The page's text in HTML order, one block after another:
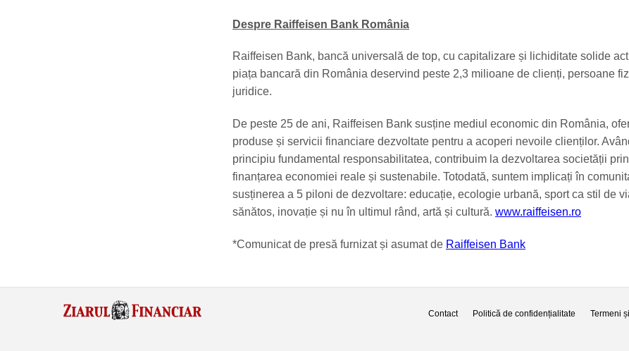
Despre Raiffeisen Bank România
Raiffeisen Bank, bancă universală de top, cu capitalizare și lichiditate solide
piața bancară din România deservind peste 2,3 milioane de clienți, persoane
juridice.
De peste 25 de ani, Raiffeisen Bank susține mediul economic din România,
produse și servicii financiare dezvoltate pentru a acoperi nevoile clienților.
principiu fundamental responsabilitatea, contribuim la dezvoltarea societății prin
finanțarea economiei reale și sustenabile. Totodată, suntem implicați în
susținerea a 5 piloni de dezvoltare: educație, ecologie urbană, sport ca stil de
sănătos, inovație și nu în ultimul rând, artă și cultură. www.raiffeisen.ro
*Comunicat de presă furnizat și asumat de Raiffeisen Bank
Contact Politică de confidențialitate Termeni